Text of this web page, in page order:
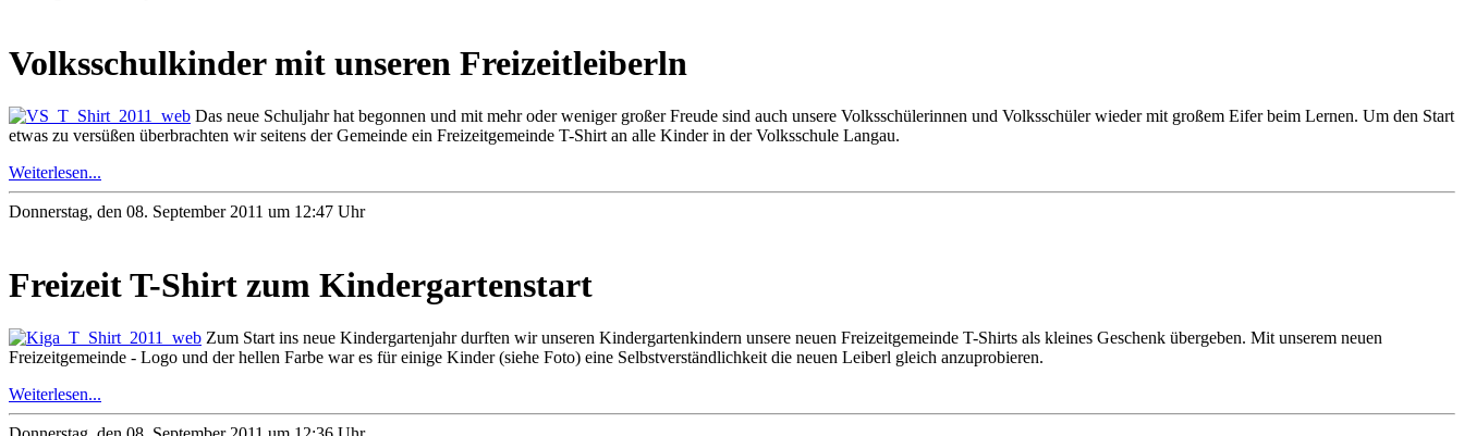
Volksschulkinder mit unseren Freizeitleiberln
Das neue Schuljahr hat begonnen und mit mehr oder weniger großer Freude sind auch unsere Volksschülerinnen und Volksschüler wieder mit großem Eifer beim Lernen. Um den Start
etwas zu versüßen überbrachten wir seitens der Gemeinde ein Freizeitgemeinde T-Shirt an alle Kinder in der Volksschule Langau.
Weiterlesen...
Donnerstag, den 08. September 2011 um 12:47 Uhr
Freizeit T-Shirt zum Kindergartenstart
Zum Start ins neue Kindergartenjahr durften wir unseren Kindergartenkindern unsere neuen Freizeitgemeinde T-Shirts als kleines Geschenk übergeben. Mit unserem neuen
Freizeitgemeinde - Logo und der hellen Farbe war es für einige Kinder (siehe Foto) eine Selbstverständlichkeit die neuen Leiberl gleich anzuprobieren.
Weiterlesen...